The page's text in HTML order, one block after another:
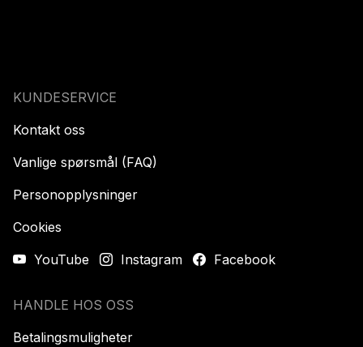
KUNDESERVICE
Kontakt oss
Vanlige spørsmål (FAQ)
Personopplysninger
Cookies
YouTube
Instagram Facebook
HANDLE HOS OSS
Betalingsmuligheter